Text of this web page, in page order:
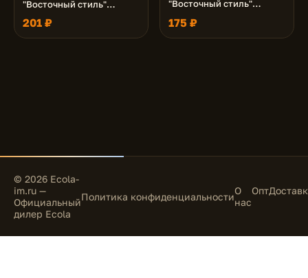
"Восточный стиль"
Прозрачный / Хром
84x175
201 ₽
"Восточный стиль"
Прозрачный / Золото
84x175
175 ₽
© 2026 Ecola-
im.ru —
Официальный
дилер Ecola
Политика конфиденциальностиО
нас
Опт